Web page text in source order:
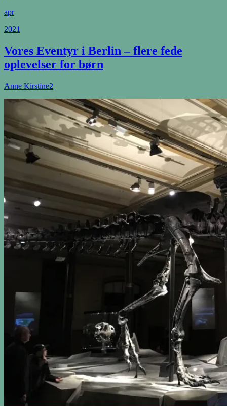
apr
2021
Vores Eventyr i Berlin – flere fede
oplevelser for børn
Anne Kirstine2